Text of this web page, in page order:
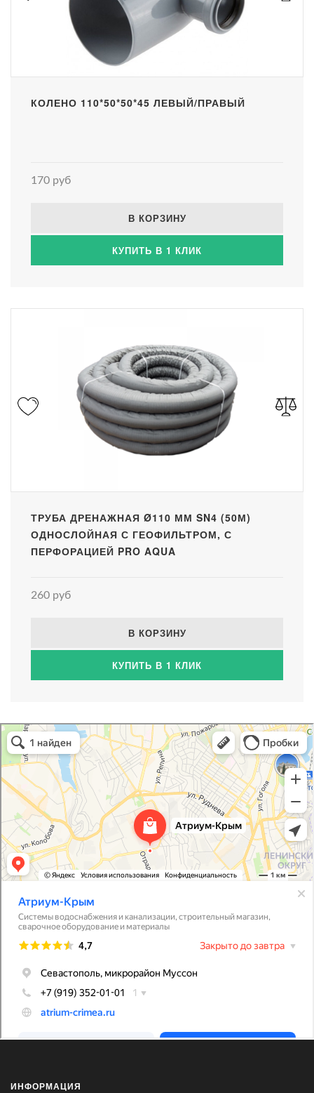
КОЛЕНО 110*50*50*45 ЛЕВЫЙ/ПРАВЫЙ
170 руб
В КОРЗИНУ
КУПИТЬ В 1 КЛИК
ТРУБА ДРЕНАЖНАЯ Ø110 ММ SN4 (50М)
ОДНОСЛОЙНАЯ С ГЕОФИЛЬТРОМ, С
ПЕРФОРАЦИЕЙ PRO AQUA
260 руб
В КОРЗИНУ
КУПИТЬ В 1 КЛИК
Атриум-Крым
Системы водоснабжения, отопления, канализации в Севастополе
Снабжение строительных объектов в Севастополе
ИНФОРМАЦИЯ